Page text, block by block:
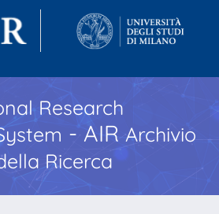
Research
- AIR Archivio
Ricerca